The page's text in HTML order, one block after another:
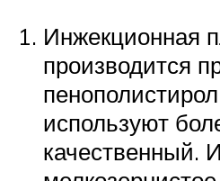
Инжекционная
производится
используют
качественный.